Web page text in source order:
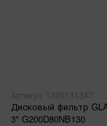
Артикул: 1306131347
Дисковый фильтр
3" G200D80NB130